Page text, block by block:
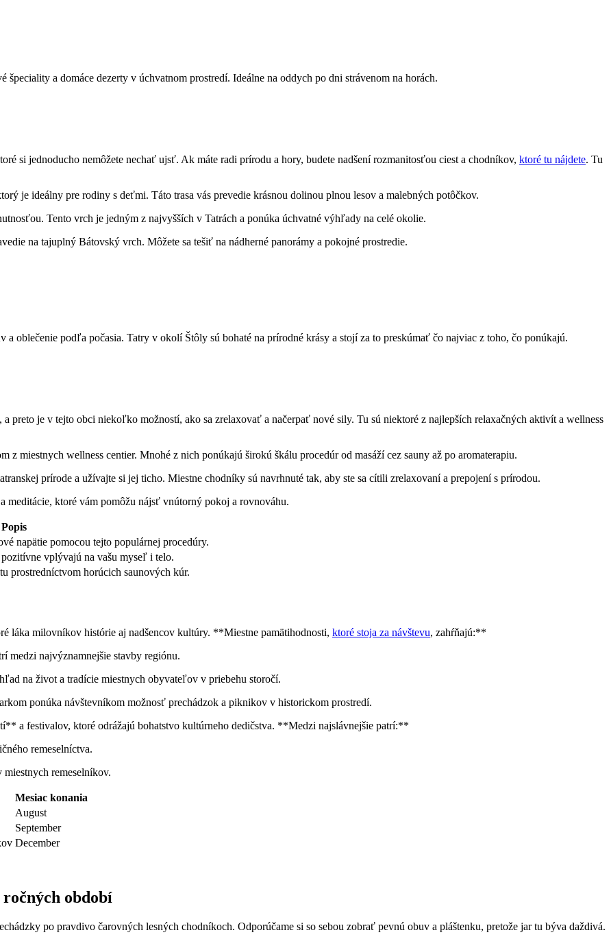
a domáce dezerty v úchvatnom prostredí. Ideálne na oddych⁢ po dni strávenom na horách.
si ‍jednoducho nemôžete nechať ujsť. Ak máte radi⁢ prírodu a ⁢hory, budete‍ nadšení ⁢rozmanitosťou ciest a chodníkov, ktoré tu nájdete.‌ Tu‌
⁤je ideálny pre rodiny s deťmi. ⁤Táto trasa ⁤vás prevedie krásnou dolinou plnou lesov a ‌malebných potôčkov.
Tento‍ vrch⁢ je ⁤jedným z najvyšších v​ Tatrách ⁤a ponúka ⁢úchvatné výhľady na celé ⁤okolie.
na tajuplný Bátovský vrch. Môžete sa tešiť na⁣ nádherné ‌panorámy a pokojné prostredie.
oblečenie ‌podľa počasia. Tatry v okolí Štôly sú bohaté ⁣na​ prírodné⁢ krásy a stojí za to preskúmať čo najviac z toho, čo ponúkajú.
preto je v tejto obci ⁤niekoľko možností, ⁢ako⁣ sa zrelaxovať a načerpať nové sily. Tu sú niektoré z najlepších relaxačných ​aktivít a wellness
z miestnych wellness centier. Mnohé z nich ⁢ponúkajú širokú⁣ škálu procedúr ⁣od masáží cez⁢ sauny‍ až⁤ po aromaterapiu.
‌prírode a užívajte si jej ticho. ‌Miestne ‌chodníky ‍sú navrhnuté ⁢tak, aby ste sa ​cítili zrelaxovaní ‍a prepojení s prírodou.
meditácie, ‌ktoré vám pomôžu nájsť vnútorný pokoj a rovnováhu.
Popis
napätie ⁣pomocou tejto populárnej procedúry.
vplývajú na vašu myseľ i ⁢telo.
prostredníctvom horúcich⁤ saunových kúr.
láka milovníkov histórie‍ aj⁣ nadšencov⁤ kultúry. **Miestne⁣ pamätihodnosti, ktoré stoja za⁣ návštevu, zahŕňajú:**
medzi ⁤najvýznamnejšie stavby regiónu.
na život a tradície⁤ miestnych obyvateľov v ‍priebehu storočí.
ponúka ⁤návštevníkom možnosť prechádzok ⁢a piknikov ⁣v⁤ historickom​ prostredí.
a ⁢festivalov, ⁣ktoré odrážajú bohatstvo kultúrneho dedičstva. ⁤**Medzi najslávnejšie patrí:**
‌remeselníctva.
remeselníkov.
Mesiac ​konania
August
September
December
období
po pravdivo čarovných lesných chodníkoch.⁤ Odporúčame si ⁢so ‍sebou zobrať pevnú obuv a pláštenku, pretože jar tu býva daždivá.